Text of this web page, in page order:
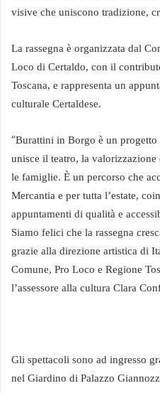
visive che uniscono tradizione,
La rassegna è organizzata dal
Loco di Certaldo, con il
Toscana, e rappresenta un
culturale Certaldese.
“Burattini in Borgo è un
unisce il teatro, la
le famiglie. È un percorso che
Mercantia e per tutta l’estate,
appuntamenti di qualità e
Siamo felici che la rassegna
grazie alla direzione artistica di
Comune, Pro Loco e Regione
l’assessore alla cultura Clara
Gli spettacoli sono ad ingresso
nel Giardino di Palazzo